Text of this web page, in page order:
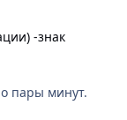
-знак
пары минут.